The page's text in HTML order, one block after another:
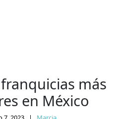
más
en México